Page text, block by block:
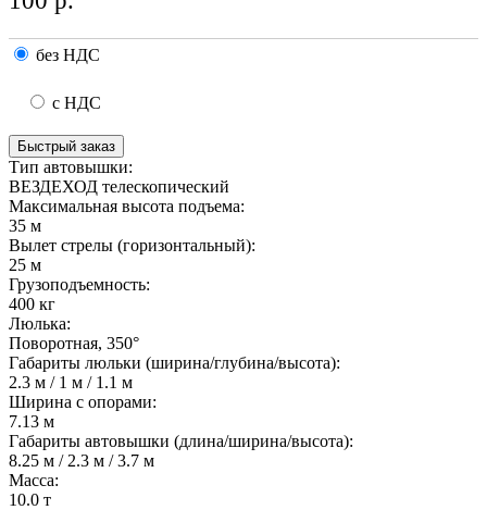
без НДС
с НДС
Быстрый заказ
Тип автовышки:
ВЕЗДЕХОД телескопический
Максимальная высота подъема:
35 м
Вылет стрелы (горизонтальный):
25 м
Грузоподъемность:
400 кг
Люлька:
Поворотная, 350°
Габариты люльки (ширина/глубина/высота):
2.3 м / 1 м / 1.1 м
Ширина с опорами:
7.13 м
Габариты автовышки (длина/ширина/высота):
8.25 м / 2.3 м / 3.7 м
Масса:
10.0 т